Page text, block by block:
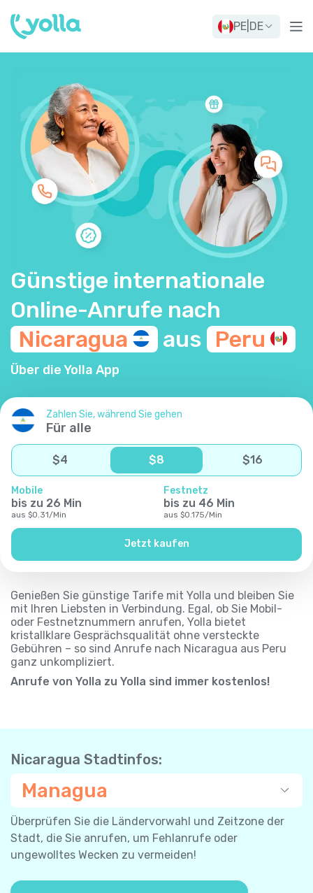
PE DE
Günstige internationale
Online-Anrufe nach
Nicaragua
aus Peru
Über die Yolla App
Zahlen Sie, während Sie gehen
Für alle
$4 $8 $16
Mobile
bis zu 26 Min
aus $0.31/Min
Festnetz
bis zu 46 Min
aus $0.175/Min
Jetzt kaufen
Genießen Sie günstige Tarife mit Yolla und bleiben Sie
mit Ihren Liebsten in Verbindung. Egal, ob Sie Mobil-
oder Festnetznummern anrufen, Yolla bietet
kristallklare Gesprächsqualität ohne versteckte
Gebühren – so sind Anrufe nach Nicaragua aus Peru
ganz unkompliziert.
Anrufe von Yolla zu Yolla sind immer kostenlos!
Nicaragua Stadtinfos:
Managua
Überprüfen Sie die Ländervorwahl und Zeitzone der
Stadt, die Sie anrufen, um Fehlanrufe oder
ungewolltes Wecken zu vermeiden!